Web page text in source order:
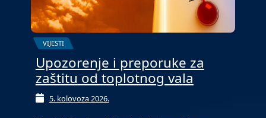
VIJESTI
Upozorenje i preporuke za
zaštitu od toplotnog vala
5. kolovoza 2026.